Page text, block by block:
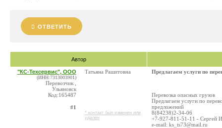
ОТВЕТИТЬ
Автор
"КС-Техсервис", ООО
(ИНН:7313003901)
Перевозчик ,
Ульяновск
Код:165487
#1
Татьяна Рашитовна
* контакт был изменен или
удален
Предлагаем услуги по
Перевозка опасных грузов
Предлагаем услуги по
предложений
8(84238)2-34-06
+7-927-811-51-11 - Сергей
e-mail: ks_ts73@mail.ru